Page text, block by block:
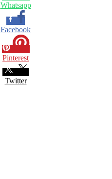
Whatsapp
Facebook
Pinterest
Twitter